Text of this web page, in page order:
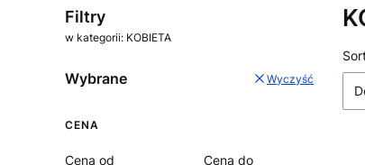
Filtry
w kategorii: KOBIETA
Wybrane Wyczyść
CENA
Cena od
Cena do